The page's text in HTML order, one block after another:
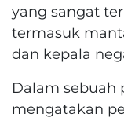
yang sangat
termasuk
dan kepala
Dalam sebuah
mengatakan